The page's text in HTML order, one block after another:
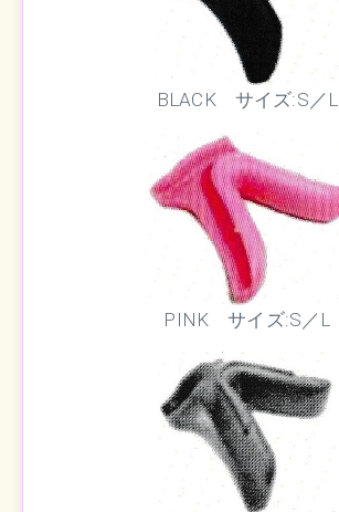
BLACK サイズ:S／L
PINK サイズ:S／L